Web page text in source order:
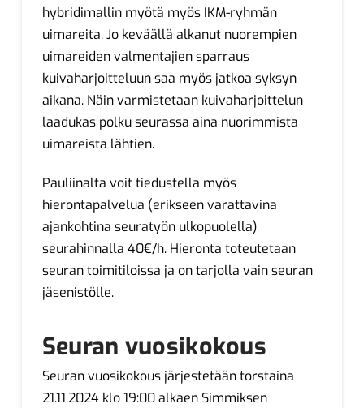
hybridimallin myötä myös IKM-ryhmän
uimareita. Jo keväällä alkanut nuorempien
uimareiden valmentajien sparraus
kuivaharjoitteluun saa myös jatkoa syksyn
aikana. Näin varmistetaan kuivaharjoittelun
laadukas polku seurassa aina nuorimmista
uimareista lähtien.
Pauliinalta voit tiedustella myös
hierontapalvelua (erikseen varattavina
ajankohtina seuratyön ulkopuolella)
seurahinnalla 40€/h. Hieronta toteutetaan
seuran toimitiloissa ja on tarjolla vain seuran
jäsenistölle.
Seuran vuosikokous
Seuran vuosikokous järjestetään torstaina
21.11.2024 klo 19:00 alkaen Simmiksen